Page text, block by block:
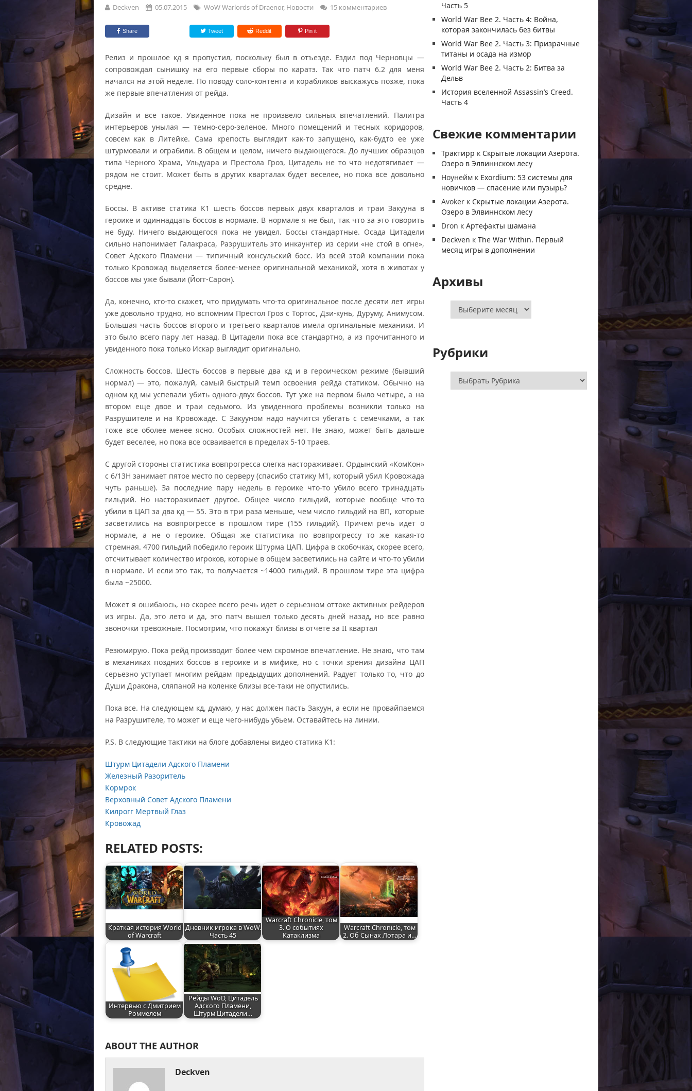
Deckven 05.07.2015 WoW Warlords of Draenor, Новости 15 комментариев
Share Tweet Reddit Pin it
Релиз и прошлое кд я пропустил, поскольку был в отъезде. Ездил под Черновцы —
сопровождал сынишку на его первые сборы по каратэ. Так что патч 6.2 для меня
начался на этой неделе. По поводу соло-контента и корабликов выскажусь позже, пока
же первые впечатления от рейда.
Дизайн и все такое. Увиденное пока не произвело сильных впечатлений. Палитра
интерьеров унылая — темно-серо-зеленое. Много помещений и тесных коридоров,
совсем как в Литейке. Сама крепость выглядит как-то запущено, как-будто ее уже
штурмовали и ограбили. В общем и целом, ничего выдающегося. До лучших образцов
типа Черного Храма, Ульдуара и Престола Гроз, Цитадель не то что недотягивает —
рядом не стоит. Может быть в других кварталах будет веселее, но пока все довольно
средне.
Боссы. В активе статика К1 шесть боссов первых двух кварталов и траи Закууна в
героике и одиннадцать боссов в нормале. В нормале я не был, так что за это говорить
не буду. Ничего выдающегося пока не увидел. Боссы стандартные. Осада Цитадели
сильно напонимает Галакраса, Разрушитель это инкаунтер из серии «не стой в огне»,
Совет Адского Пламени — типичный консульский босс. Из всей этой компании пока
только Кровожад выделяется более-менее оригинальной механикой, хотя в животах у
боссов мы уже бывали (Йогг-Сарон).
Да, конечно, кто-то скажет, что придумать что-то оригинальное после десяти лет игры
уже довольно трудно, но вспомним Престол Гроз с Тортос, Дзи-кунь, Дуруму, Анимусом.
Большая часть боссов второго и третьего кварталов имела оргинальные механики. И
это было всего пару лет назад. В Цитадели пока все стандартно, а из прочитанного и
увиденного пока только Искар выглядит оригинально.
Сложность боссов. Шесть боссов в первые два кд и в героическом режиме (бывший
нормал) — это, пожалуй, самый быстрый темп освоения рейда статиком. Обычно на
одном кд мы успевали убить одного-двух боссов. Тут уже на первом было четыре, а на
втором еще двое и траи седьмого. Из увиденного проблемы возникли только на
Разрушителе и на Кровожаде. С Закууном надо научится убегать с семечками, а так
тоже все оболее менее ясно. Особых сложностей нет. Не знаю, может быть дальше
будет веселее, но пока все осваивается в пределах 5-10 траев.
С другой стороны статистика вовпрогресса слегка настораживает. Ордынский «КомКон»
с 6/13H занимает пятое место по серверу (спасибо статику М1, который убил Кровожада
чуть раньше). За последние пару недель в героике что-то убило всего тринадцать
гильдий. Но настораживает другое. Общее число гильдий, которые вообще что-то
убили в ЦАП за два кд — 55. Это в три раза меньше, чем число гильдий на ВП, которые
засветились на вовпрогрессе в прошлом тире (155 гильдий). Причем речь идет о
нормале, а не о героике. Общая же статистика по вовпрогрессу то же какая-то
стремная. 4700 гильдий победило героик Штурма ЦАП. Цифра в скобочках, скорее всего,
отсчитывает количество игроков, которые в общем засветились на сайте и что-то убили
в нормале. И если это так, то получается ~14000 гильдий. В прошлом тире эта цифра
была ~25000.
Может я ошибаюсь, но скорее всего речь идет о серьезном оттоке активных рейдеров
из игры. Да, это лето и да, это патч вышел только десять дней назад, но все равно
звоночки тревожные. Посмотрим, что покажут близы в отчете за II квартал
Резюмирую. Пока рейд производит более чем скромное впечатление. Не знаю, что там
в механиках поздних боссов в героике и в мифике, но с точки зрения дизайна ЦАП
серьезно уступает многим рейдам предыдущих дополнений. Радует только то, что до
Души Дракона, сляпаной на коленке близы все-таки не опустились.
Пока все. На следующем кд, думаю, у нас должен пасть Закуун, а если не провайпаемся
на Разрушителе, то может и еще чего-нибудь убьем. Оставайтесь на линии.
P.S. В следующие тактики на блоге добавлены видео статика К1:
Штурм Цитадели Адского Пламени
Железный Разоритель
Кормрок
Верховный Совет Адского Пламени
Килрогг Мертвый Глаз
Кровожад
RELATED POSTS:
Краткая история World
of Warcraft
Дневник игрока в WoW.
Часть 45
Warcraft Chronicle, том
3. О событиях
Катаклизма
Warcraft Chronicle, том
2. Об Сынах Лотара и…
Интервью с Дмитрием
Роммелем
Рейды WoD, Цитадель
Адского Пламени,
Штурм Цитадели…
ABOUT THE AUTHOR
Deckven
Часть 5
World War Bee 2. Часть 4: Война,
которая закончилась без битвы
World War Bee 2. Часть 3: Призрачные
титаны и осада на измор
World War Bee 2. Часть 2: Битва за
Дельв
История вселенной Assassin’s Creed.
Часть 4
Свежие комментарии
Трактирр к Скрытые локации Азерота.
Озеро в Элвиннском лесу
Ноунейм к Exordium: 53 системы для
новичков — спасение или пузырь?
Avoker к Скрытые локации Азерота.
Озеро в Элвиннском лесу
Dron кАртефакты шамана
Deckven кThe War Within. Первый
месяц игры в дополнении
Архивы
Архивы
Рубрики
Рубрики